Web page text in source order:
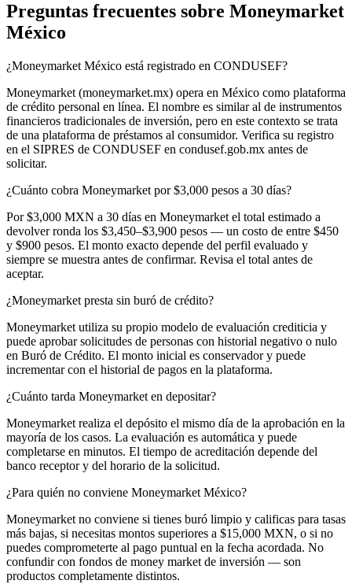
Preguntas frecuentes sobre Moneymarket
México
¿Moneymarket México está registrado en CONDUSEF?
Moneymarket (moneymarket.mx) opera en México como plataforma
de crédito personal en línea. El nombre es similar al de instrumentos
financieros tradicionales de inversión, pero en este contexto se trata
de una plataforma de préstamos al consumidor. Verifica su registro
en el SIPRES de CONDUSEF en condusef.gob.mx antes de
solicitar.
¿Cuánto cobra Moneymarket por $3,000 pesos a 30 días?
Por $3,000 MXN a 30 días en Moneymarket el total estimado a
devolver ronda los $3,450–$3,900 pesos — un costo de entre $450
y $900 pesos. El monto exacto depende del perfil evaluado y
siempre se muestra antes de confirmar. Revisa el total antes de
aceptar.
¿Moneymarket presta sin buró de crédito?
Moneymarket utiliza su propio modelo de evaluación crediticia y
puede aprobar solicitudes de personas con historial negativo o nulo
en Buró de Crédito. El monto inicial es conservador y puede
incrementar con el historial de pagos en la plataforma.
¿Cuánto tarda Moneymarket en depositar?
Moneymarket realiza el depósito el mismo día de la aprobación en la
mayoría de los casos. La evaluación es automática y puede
completarse en minutos. El tiempo de acreditación depende del
banco receptor y del horario de la solicitud.
¿Para quién no conviene Moneymarket México?
Moneymarket no conviene si tienes buró limpio y calificas para tasas
más bajas, si necesitas montos superiores a $15,000 MXN, o si no
puedes comprometerte al pago puntual en la fecha acordada. No
confundir con fondos de money market de inversión — son
productos completamente distintos.